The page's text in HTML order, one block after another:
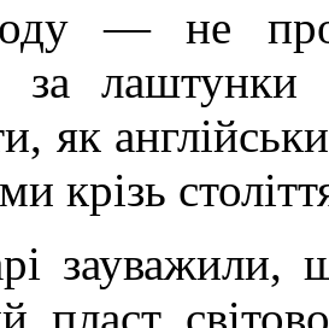
— не
за лаштунки
як
крізь